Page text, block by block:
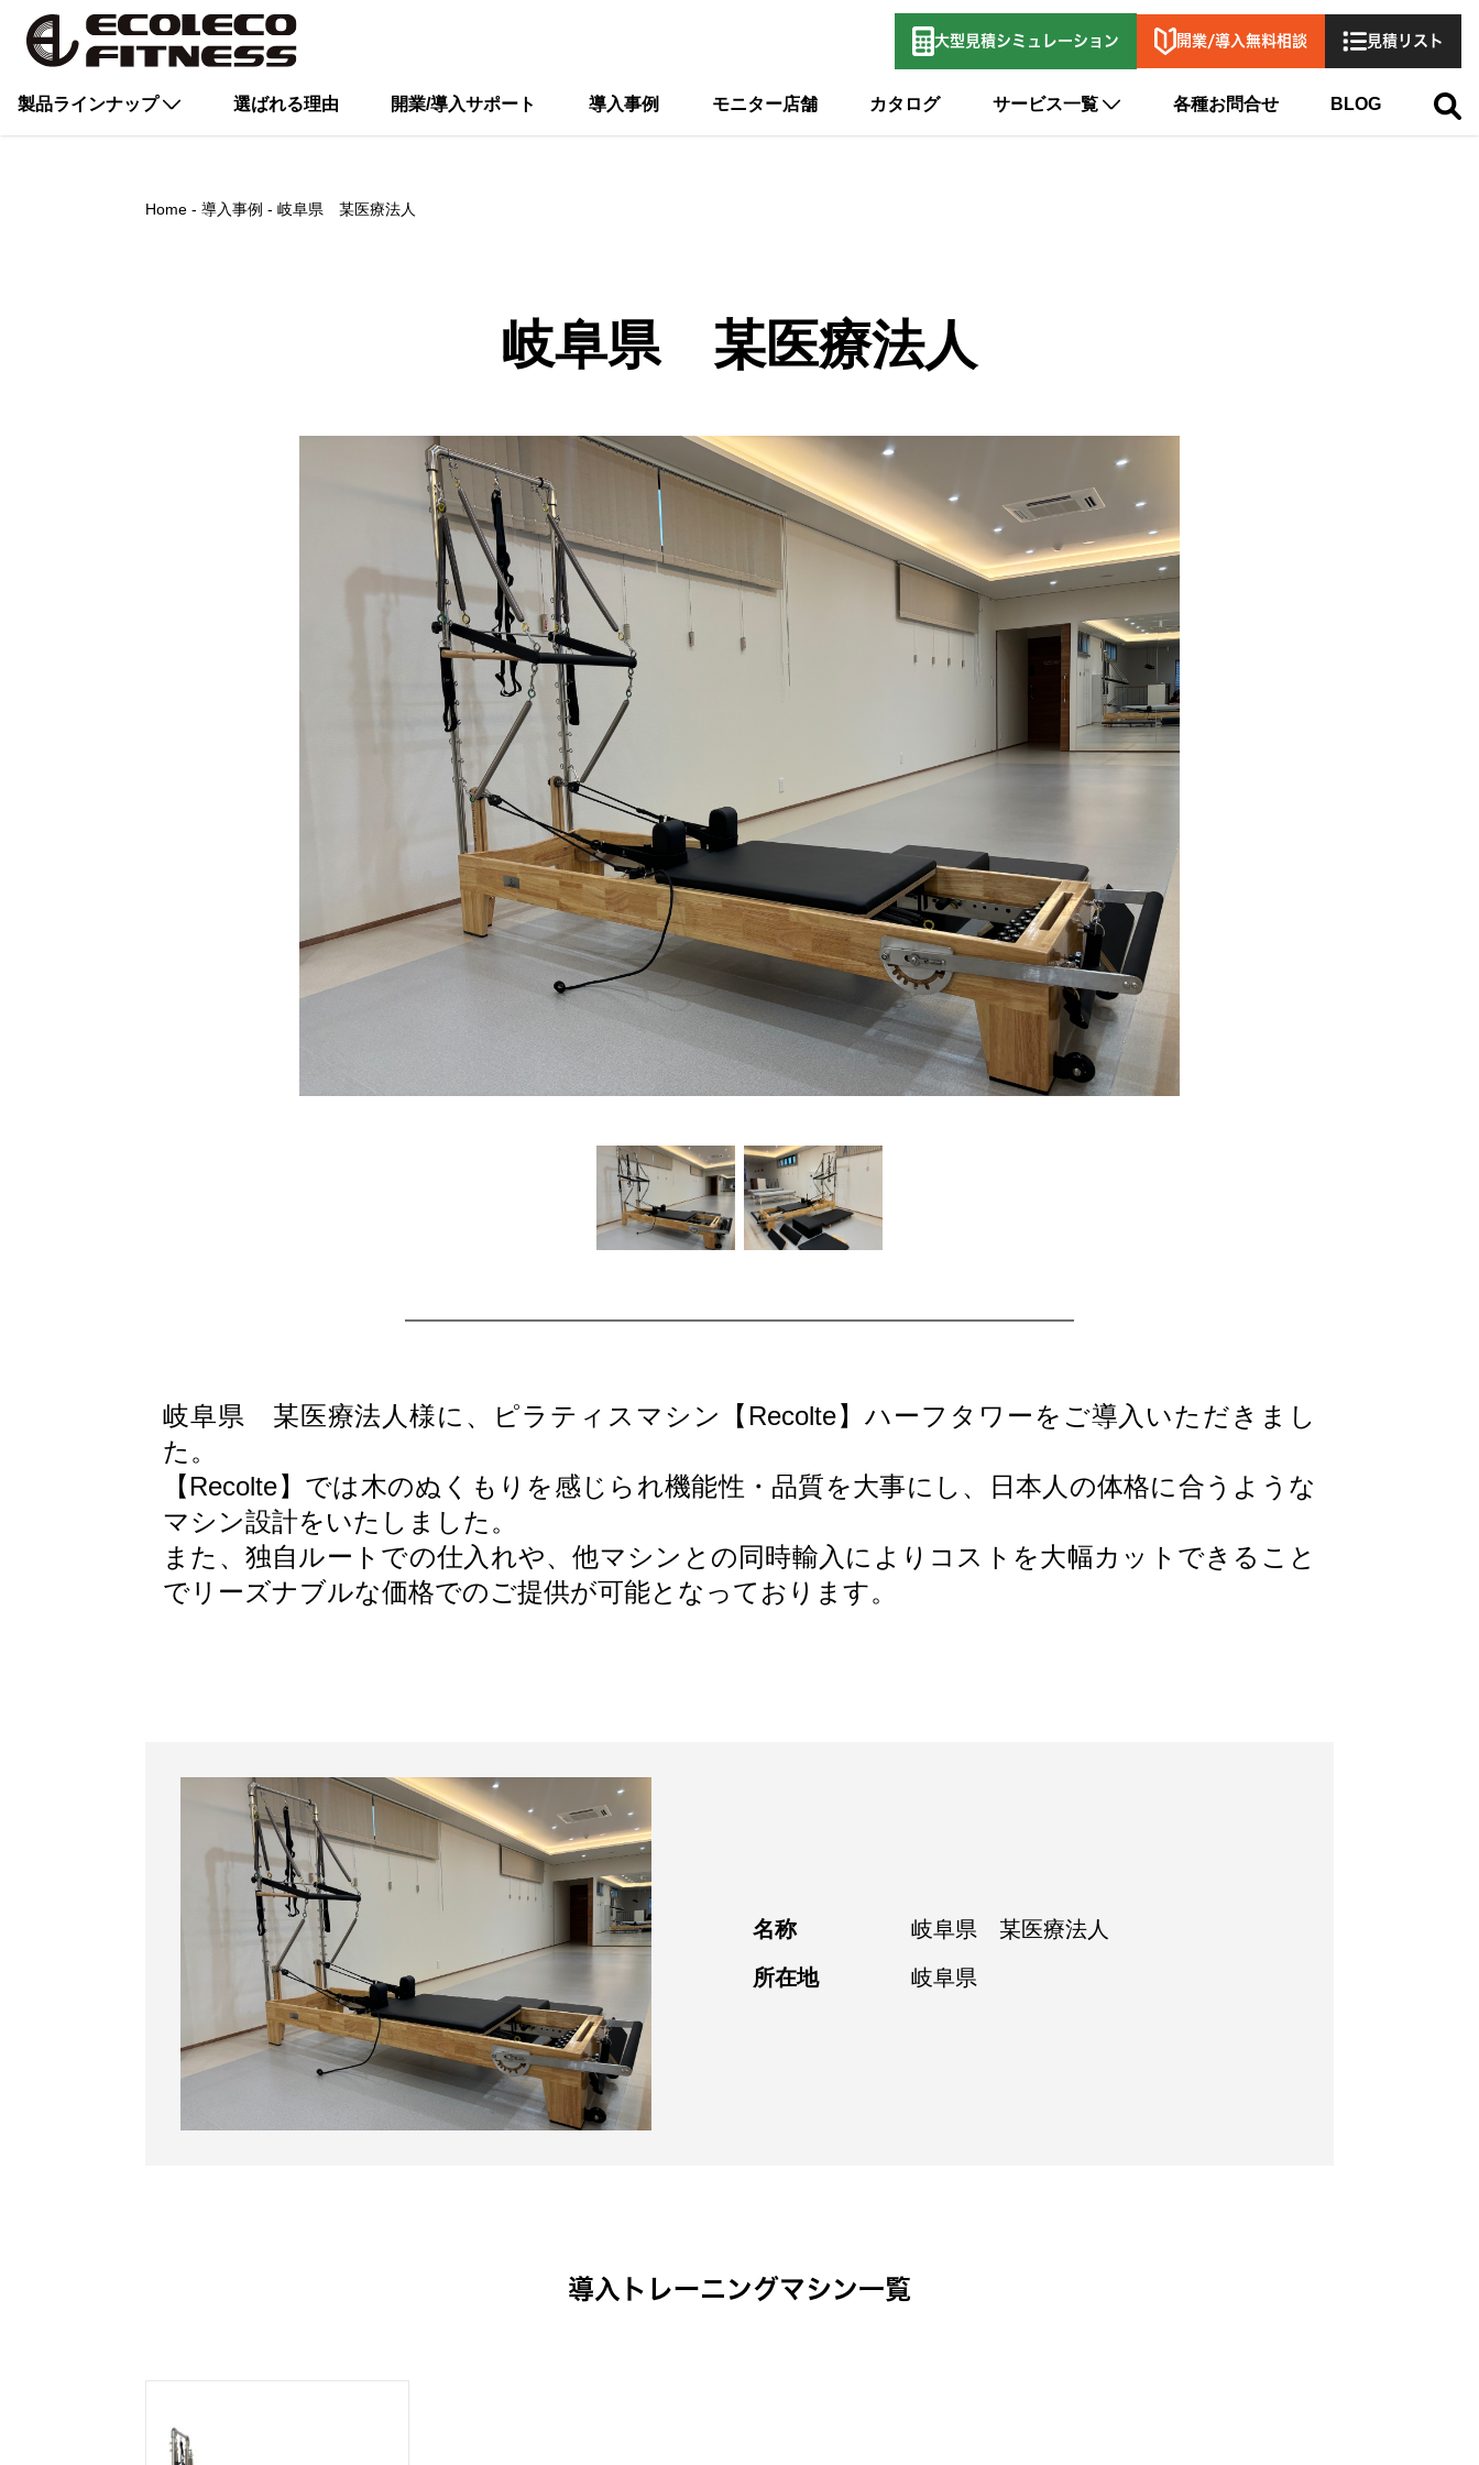
大型 見積シミュレーション 開業/導入無料相談 見積リスト
製品ラインナップ 選ばれる理由 開業/導入サポート 導入事例 モニター店舗 カタログ サービス一覧 各種お問合せ BLOG
Home 導入事例 岐阜県 某医療法人
岐阜県 某医療法人
岐阜県 某医療法人様に、ピラティスマシン【Recolte】ハーフタワーをご導入いただきまし
た。
【Recolte】では木のぬくもりを感じられ機能性・品質を大事にし、日本人の体格に合うような
マシン設計をいたしました。
また、独自ルートでの仕入れや、他マシンとの同時輸入によりコストを大幅カットできること
でリーズナブルな価格でのご提供が可能となっております。
名称
岐阜県 某医療法人
所在地
岐阜県
導入トレーニングマシン一覧